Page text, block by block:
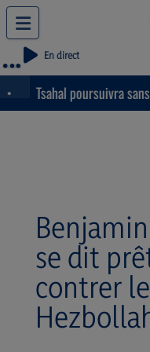
En direct
Tsahal poursuivra sans
se dit
contrer